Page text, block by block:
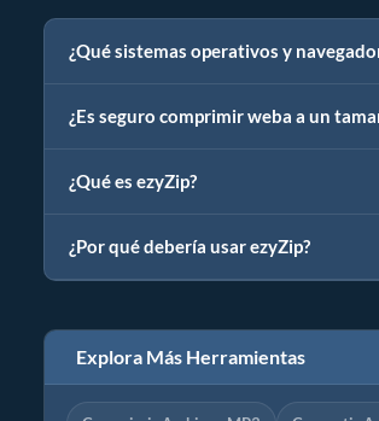
¿Qué sistemas operativos y
¿Es seguro comprimir weba a un
¿Qué es ezyZip?
¿Por qué debería usar ezyZip?
Explora Más Herramientas